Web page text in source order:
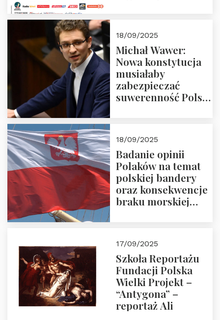
18/09/2025
Michał Wawer:
Nowa konstytucja
musiałaby
zabezpieczać
suwerenność Polski
18/09/2025
Badanie opinii
Polaków na temat
polskiej bandery
oraz konsekwencje
braku morskiej
17/09/2025
Szkoła Reportażu
Fundacji Polska
Wielki Projekt –
“Antygona” –
reportaż Ali